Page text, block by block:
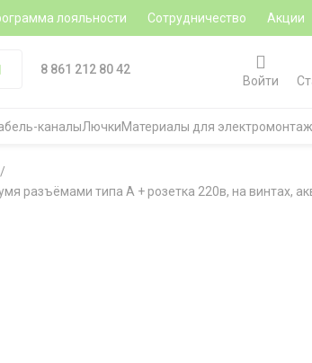
лояльности Сотрудничество Акции
8 861 212 80 42
Войти
каналыЛючкиМатериалы для
/
разъёмами типа А + розетка 220в, на винтах,